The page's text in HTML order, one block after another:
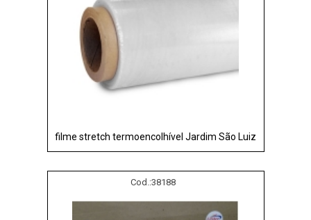
filme stretch termoencolhível Jardim São Luiz
Cod.:38188